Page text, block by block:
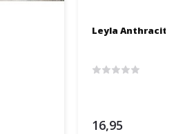
Leyla Anthracite
16,95